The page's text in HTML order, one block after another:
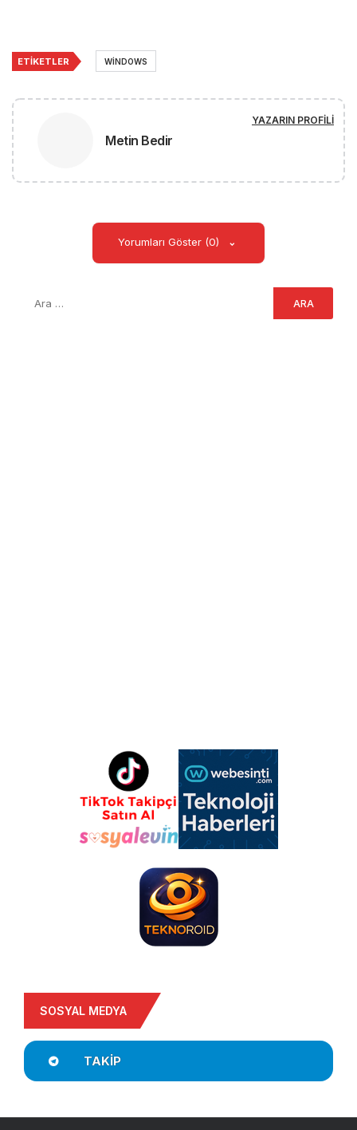
ETIKETLER WINDOWS
Metin Bedir
YAZARIN PROFILI
Yorumları Göster (0)
SOSYAL MEDYA
TAKIP